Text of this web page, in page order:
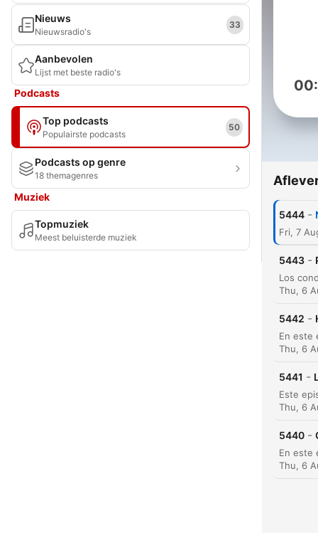
Nieuws
Nieuwsradio's
33
Aanbevolen
Lijst met beste radio's
Podcasts
Top podcasts
Populairste podcasts
50
Podcasts op genre
18 themagenres
Muziek
Topmuziek
Meest beluisterde muziek
5444 -
Fri, 7
5443 -
Thu, 6
5442 -
Thu, 6
5441 -
Thu, 6
5440 -
Thu, 6